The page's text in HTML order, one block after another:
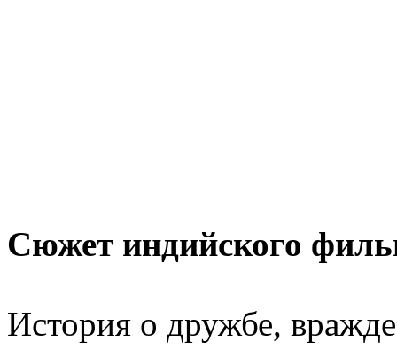
Сюжет индийского
История о дружбе,